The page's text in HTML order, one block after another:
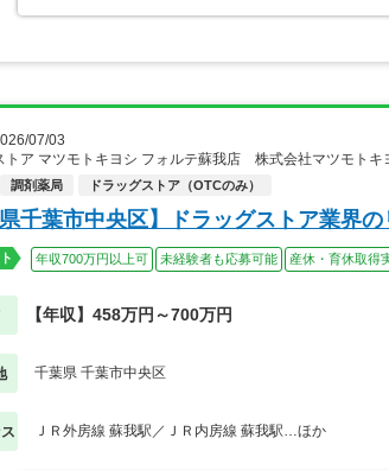
07/03
トア マツモトキヨシ フォルテ蘇我店 株式会社マツモトキ
調剤薬局 ドラッグストア（OTCのみ）
県千葉市中央区】ドラッグストア業界
年収700万円以上可 未経験者も応募可能 産休・育休取得
【年収】458万円～700万円
千葉県 千葉市中央区
ＪＲ外房線 蘇我駅／ＪＲ内房線 蘇我駅…ほか